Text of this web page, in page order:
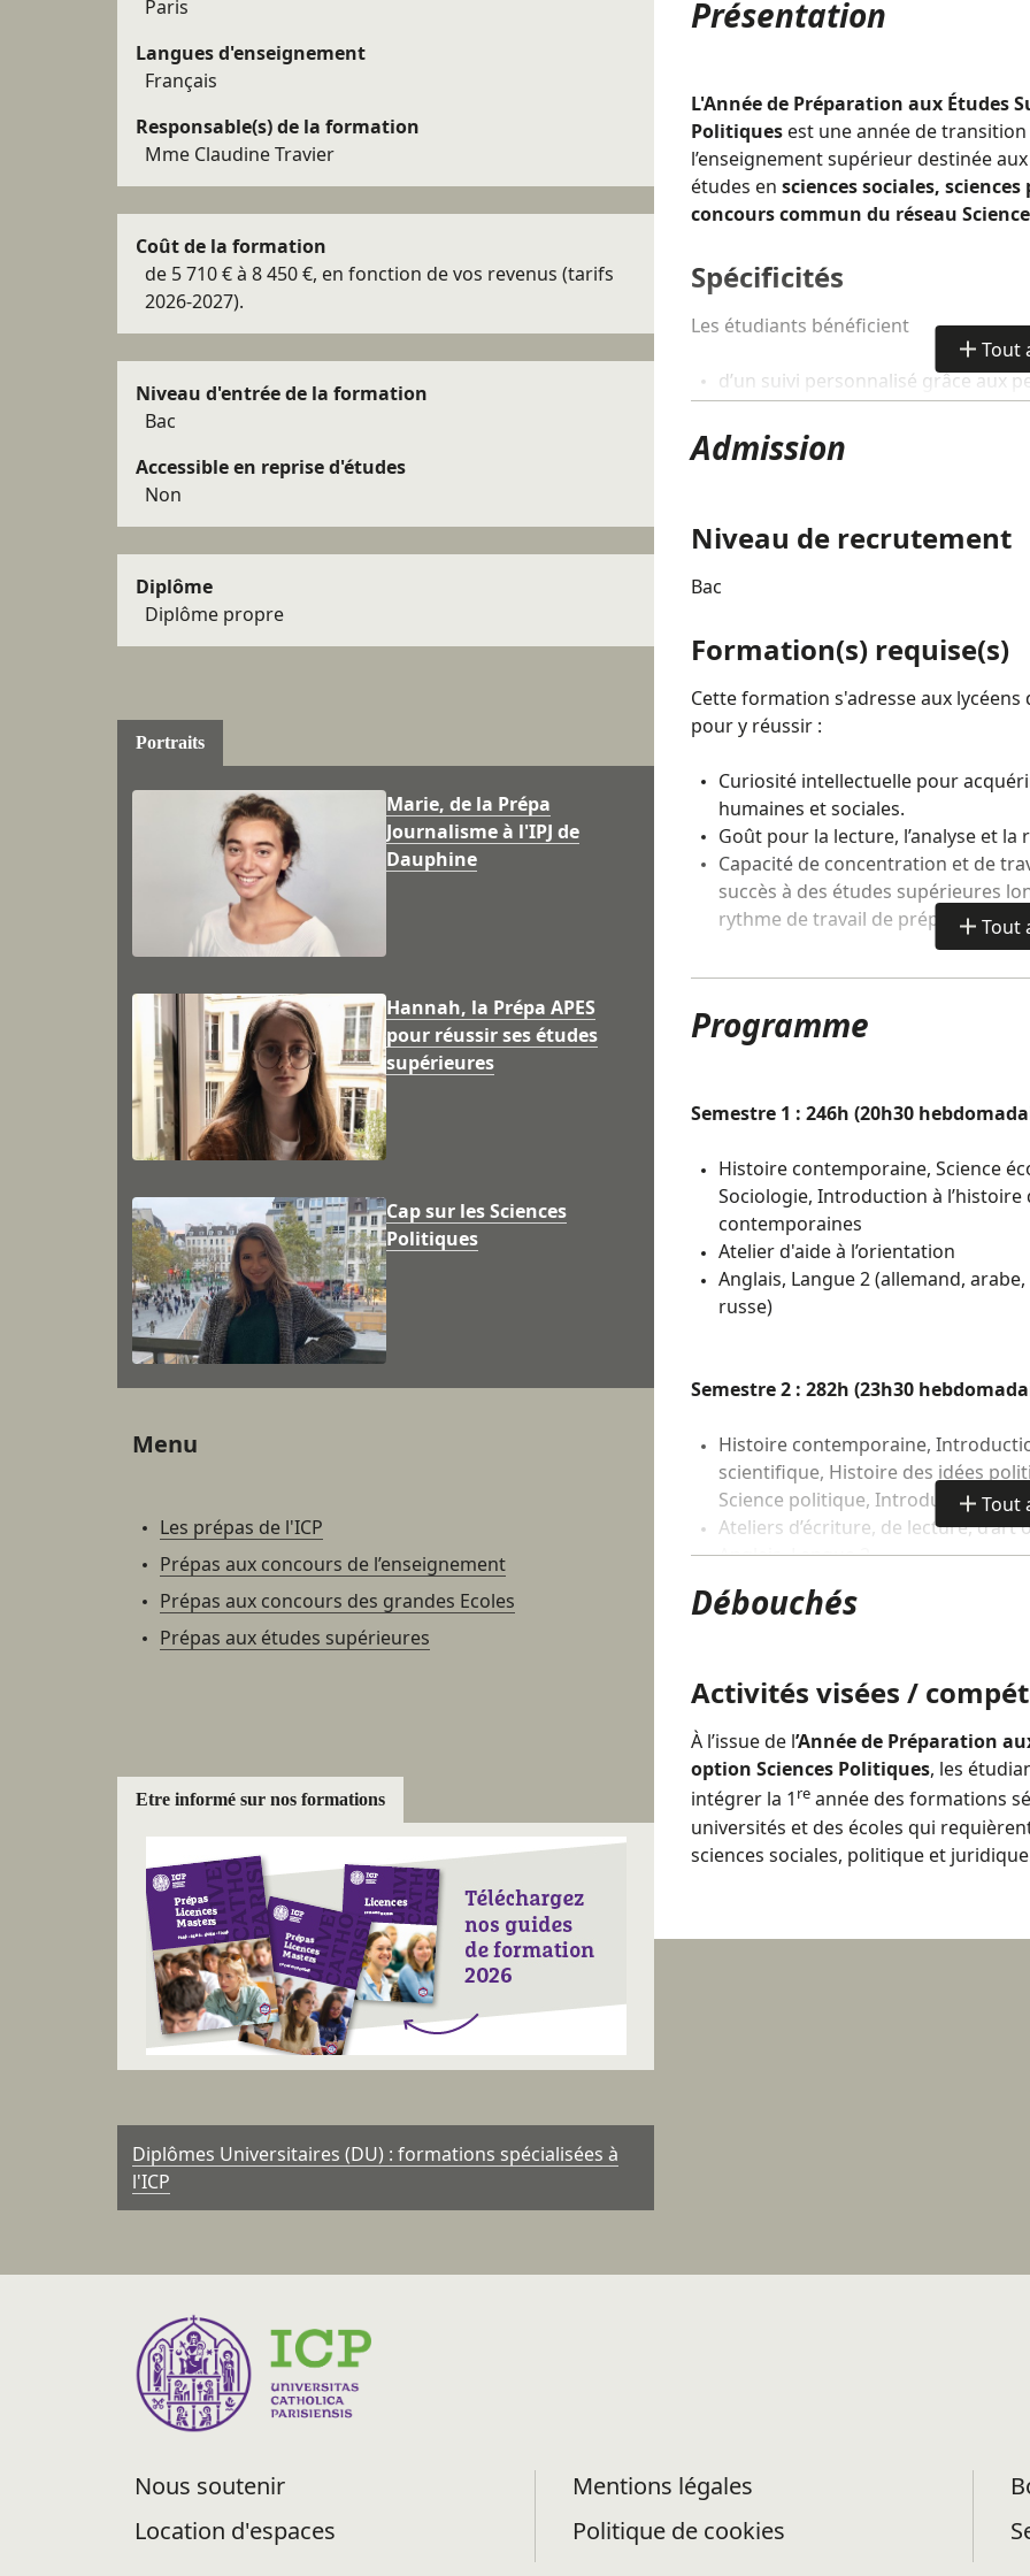
Paris
Langues d'enseignement
Français
Responsable(s) de la formation
Mme Claudine Travier
Coût de la formation
de 5 710 € à 8 450 €, en fonction de vos revenus (tarifs
2026-2027).
Niveau d'entrée de la formation
Bac
Accessible en reprise d'études
Non
Diplôme
Diplôme propre
Portraits
Marie, de la Prépa
Journalisme à l'IPJ de
Dauphine
Hannah, la Prépa APES
pour réussir ses études
supérieures
Cap sur les Sciences
Politiques
Menu
Les prépas de l'ICP
Prépas aux concours de l’enseignement
Prépas aux concours des grandes Ecoles
Prépas aux études supérieures
Etre informé sur nos formations
Diplômes Universitaires (DU) : formations spécialisées à
l'ICP
Présentation
L'Année de Préparation aux Études
Politiques est une année de
l’enseignement supérieur destinée
études ensciences sociales,
concours commun du réseau
Spécificités
Les étudiants bénéficient
d’un suivi personnalisé grâce aux
groupe de TD)
d'entretiens individuels
de cours de méthodologie dans
Paris
Tout
de
détails
Admission
Niveau de recrutement
Bac
Formation(s) requise(s)
Cette formation s'adresse aux
pour y réussir :
Curiosité intellectuelle pour
humaines et sociales.
Goût pour la lecture, l’analyse et la
Capacité de concentration et de
succès à des études supérieures
rythme de travail de prépa
Modalités de candidature
Les commentaires des
Le projet de formation motivé qui
renseigné(e) sur la formation, et
ainsi que les attendus.
Tout
de
Programme
Semestre 1 : 246h (20h30
Histoire contemporaine, Science
Sociologie, Introduction à
contemporaines
Atelier d'aide à l’orientation
Anglais, Langue 2 (allemand,
russe)
Semestre 2 : 282h (23h30
Histoire contemporaine,
scientifique, Histoire des idées
Science politique, Introduction au
Ateliers d’écriture, de lecture, d’art
Anglais, Langue 2
Le nombre d’heures de cours
Évaluation
L'Année de Préparation aux Études
Politiquesest sanctionnée par un
Tout
de
détails
Débouchés
Activités visées /
À l’issue de l’Année de Préparation
option Sciences Politiques, les
intégrer la 1 re année des formations
universités et des écoles qui
sciences sociales, politique et
Nous soutenir
Location d'espaces
Mentions légales
Politique de cookies